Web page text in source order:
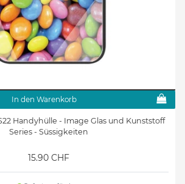
In den Warenkorb
Handyhülle - Image Glas und Kunststoff
Series - Süssigkeiten
15.90 CHF